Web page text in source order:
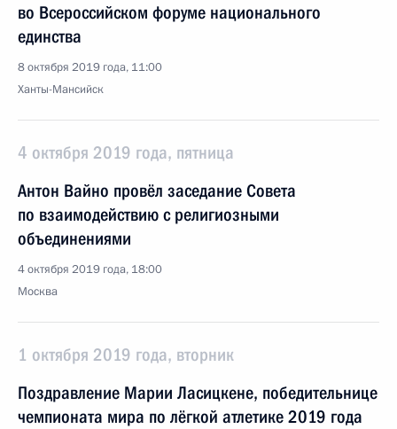
во Всероссийском форуме национального
единства
8 октября 2019 года, 11:00
Ханты-Мансийск
4 октября 2019 года, пятница
Антон Вайно провёл заседание Совета
по взаимодействию с религиозными
объединениями
4 октября 2019 года, 18:00
Москва
1 октября 2019 года, вторник
Поздравление Марии Ласицкене, победительнице
чемпионата мира по лёгкой атлетике 2019 года